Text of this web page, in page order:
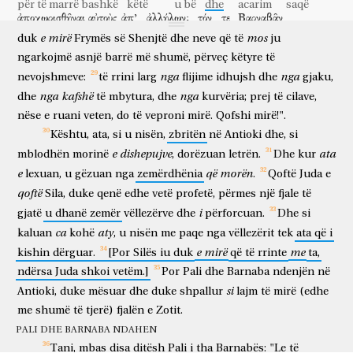
për të marrë bashkë këtë u bë dhe acarim saqë
ἀποχωρισθῆναι
për t'u ndarë
αὐτοὺς
ata
ἀπ’
nga
ἀλλήλων;
njëri-tjetri
τόν τε
dhe
Βαρναβᾶν
Barnaba
παραλαβόντα
duke marrë pranë
τὸν Μᾶρκον,
Markun
ἐκπλεῦσαι
për të lundruar
εἰς
për
Κύπρον.
Παῦλος
Pali
ἐπιλεξάμενος
duke përzgjedhur
Σιλᾶν,
Silën
ἐξῆλθεν
doli
παραδοθεὶς
duke u dorëzuar
τῇ χάριτι
hirit
τοῦ Κυρίου
të Zotit
ὑπὸ
nga
τῶν ἀδελφῶν.
vëllezërit
διήρχετο
përshkonte
δὲ τὴν
Συρίαν
dhe
Κιλικίαν,
Kilikinë
ἐπιστηρίζων
duke përforcuar kishat
edhe vetë do t'ju njoftojnë të njëjtat gjëra me të folur.
duk e mirë Frymës së Shenjtë dhe neve që të mos ju
ngarkojmë asnjë barrë më shumë, përveç këtyre të
nevojshmeve:
të rrini larg nga flijime idhujsh dhe nga gjaku,
dhe nga kafshë të mbytura, dhe nga kurvëria; prej të cilave,
nëse e ruani veten, do të veproni mirë. Qofshi mirë!".
Kështu, ata, si u nisën, zbritën në Antioki dhe, si
mblodhën morinë e dishepujve, dorëzuan letrën. Dhe kur ata
e lexuan, u gëzuan nga zemërdhënia që morën. Qoftë Juda e
qoftë Sila, duke qenë edhe vetë profetë, përmes një fjale të
gjatë u dhanë zemër vëllezërve dhe i përforcuan. Dhe si
kaluan ca kohë aty, u nisën me paqe nga vëllezërit tek ata që i
kishin dërguar. [Por Silës iu duk e mirë që të rrinte me ta,
ndërsa Juda shkoi vetëm.] Por Pali dhe Barnaba ndenjën në
Antioki, duke mësuar dhe duke shpallur si lajm të mirë (edhe
me shumë të tjerë) fjalën e Zotit.
PALI DHE BARNABA NDAHEN
Tani, mbas disa ditësh Pali i tha Barnabës: "Le të